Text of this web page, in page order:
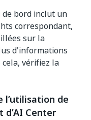
de bord inclut un
correspondant,
sur la
d'informations
vérifiez la
l’utilisation de
Center